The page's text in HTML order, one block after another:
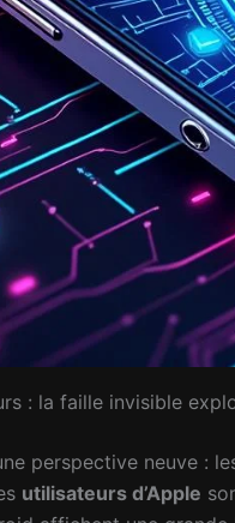
: la faille invisible
perspective neuve :
utilisateurs d’Apple